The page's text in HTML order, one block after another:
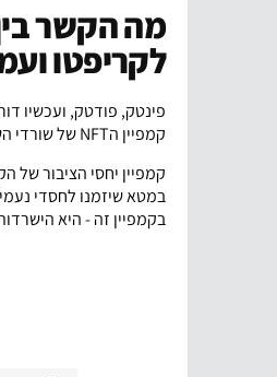
מה הקשר
לקריפטו
פינטק, פודטק, ועכשיו
קמפיין הNFT של שורדי השואה שעורר באזז
קמפיין יחסי הציבור של
במטא שיזמנו לחסדי
בקמפיין זה - היא